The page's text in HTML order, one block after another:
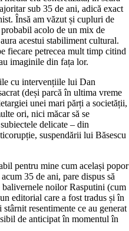
sub 35 de ani, adică exact
Însă am văzut și cupluri de
acolo de un mix de
acestui stabiliment cultural.
fiecare petrecea mult timp citind
imaginile din fața lor.
cu intervențiile lui Dan
(deși parcă în ultima vreme
unei mari părți a societății,
ori, nici măcar să se
delicate – din
suspendării lui Băsescu
pentru mine cum același popor
35 de ani, pare dispus să
balivernele noilor Rasputini (cum
editorial care a fost tradus și în
resentimente ce au generat
de anticipat în momentul în